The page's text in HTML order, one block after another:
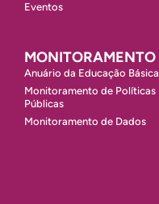
Eventos
MONITORAMENTO
Anuário da Educação Básica
Monitoramento de Políticas
Públicas
Monitoramento de Dados